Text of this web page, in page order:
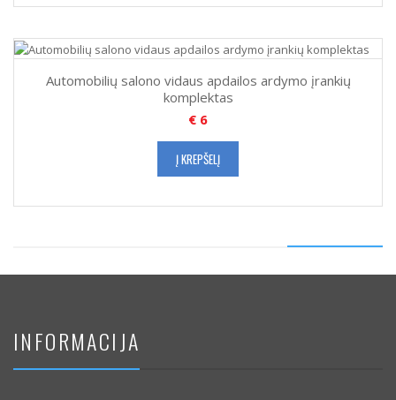
Automobilių salono vidaus apdailos ardymo įrankių
komplektas
€ 6
Į KREPŠELĮ
INFORMACIJA